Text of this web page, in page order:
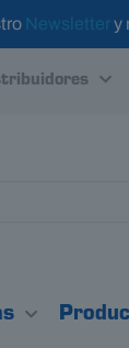
Newslettery